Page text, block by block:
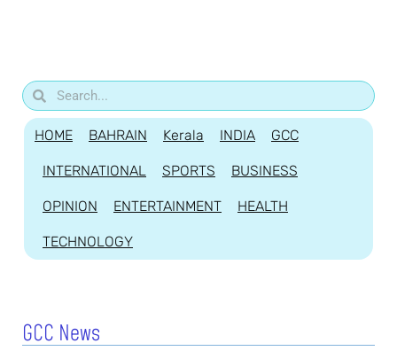
HOME BAHRAIN Kerala INDIA GCC
INTERNATIONAL SPORTS BUSINESS
OPINION ENTERTAINMENT HEALTH
TECHNOLOGY
GCC News